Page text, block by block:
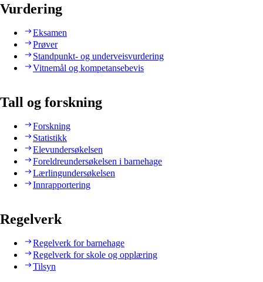
Vurdering
Eksamen
Prøver
Standpunkt- og underveisvurdering
Vitnemål og kompetansebevis
Tall og forskning
Forskning
Statistikk
Elevundersøkelsen
Foreldreundersøkelsen i barnehage
Lærlingundersøkelsen
Innrapportering
Regelverk
Regelverk for barnehage
Regelverk for skole og opplæring
Tilsyn